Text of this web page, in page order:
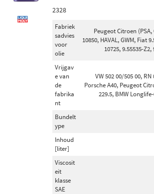
2328
Fabriek
sadvies
voor
olie
Peugeot Citroen (PSA,
10850, HAVAL, GWM, Fiat
10725, 9.55535-
Vrijgav
e van
de
fabrika
nt
VW 502 00/505 00,
Porsche A40, Peugeot
229.5, BMW
Bundelt
ype
Inhoud
[liter]
Viscosit
eit
klasse
SAE